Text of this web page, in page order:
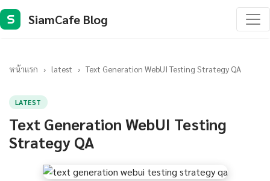
S SiamCafe Blog
หน้าแรก › latest › Text Generation WebUI Testing Strategy QA
LATEST
Text Generation WebUI Testing
Strategy QA